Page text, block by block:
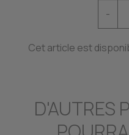
-
Cet article est
D'AUTRES